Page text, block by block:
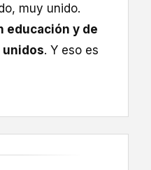
muy unido.
educación y de
unidos. Y eso es